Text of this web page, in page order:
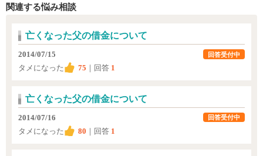
関連する悩み相談
亡くなった父の借金について
2014/07/15
タメになった
75 ｜回答 1
回答受付中
亡くなった父の借金について
2014/07/16
タメになった
80 ｜回答 1
回答受付中